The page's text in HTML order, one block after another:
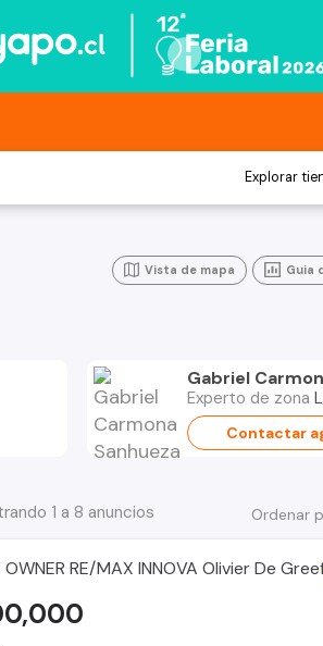
Explorar
Vista de mapa Guia
Gabriel
Experto de zona
Contactar
Ordenar
1 a 8 anuncios
OWNER RE/MAX INNOVA Olivier De